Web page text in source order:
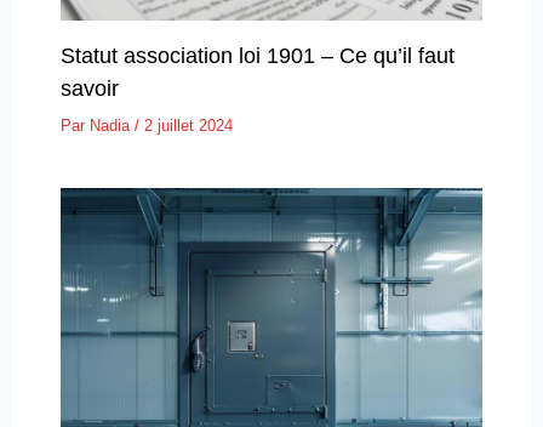
Statut association loi 1901 – Ce qu’il faut
savoir
Par Nadia / 2 juillet 2024